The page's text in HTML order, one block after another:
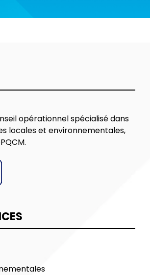
opérationnel spécialisé dans
locales et environnementales,